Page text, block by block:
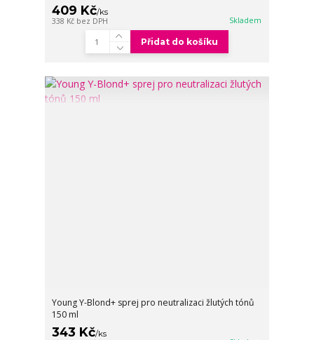
409 Kč/ks
338 Kč bez DPH Skladem
Přidat do košíku
Young Y-Blond+ sprej pro neutralizaci žlutých tónů
150 ml
343 Kč/ks